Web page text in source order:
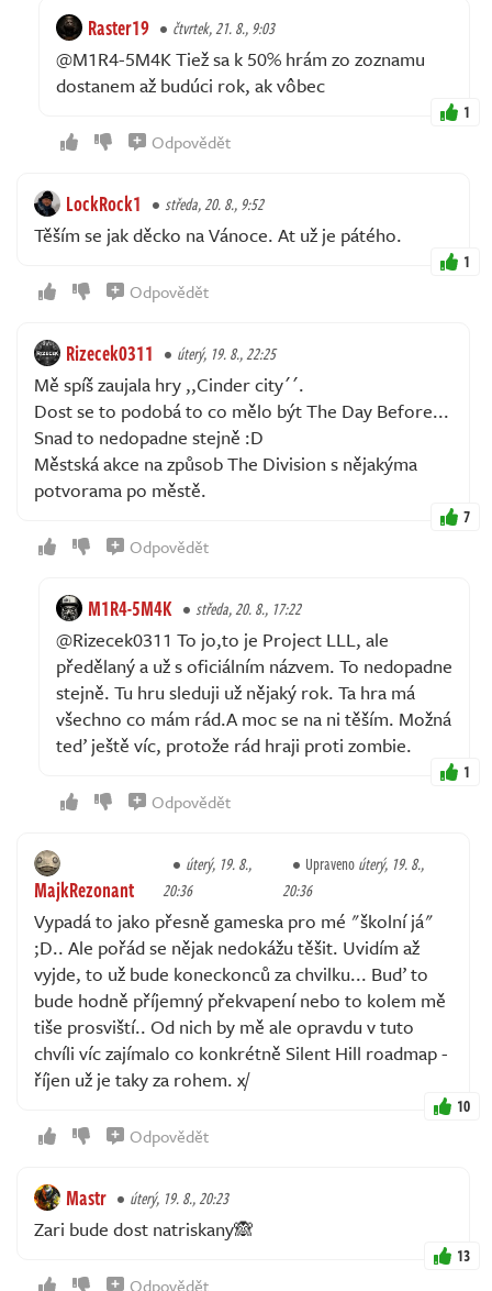
Raster19 čtvrtek, 21. 8., 9:03
@M1R4-5M4K Tiež sa k 50% hrám zo zoznamu
dostanem až budúci rok, ak vôbec
1
Odpovědět
LockRock1 středa, 20. 8., 9:52
Těším se jak děcko na Vánoce. At už je pátého.
1
Odpovědět
Rizecek0311 úterý, 19. 8., 22:25
Mě spíš zaujala hry ,,Cinder city´´.
Dost se to podobá to co mělo být The Day Before...
Snad to nedopadne stejně :D
Městská akce na způsob The Division s nějakýma
potvorama po městě.
7
Odpovědět
M1R4-5M4K středa, 20. 8., 17:22
@Rizecek0311 To jo,to je Project LLL, ale
předělaný a už s oficiálním názvem. To nedopadne
stejně. Tu hru sleduji už nějaký rok. Ta hra má
všechno co mám rád.A moc se na ni těším. Možná
teď ještě víc, protože rád hraji proti zombie.
1
Odpovědět
MajkRezonant
úterý, 19. 8.,
20:36
Upravenoúterý, 19. 8.,
20:36
Vypadá to jako přesně gameska pro mé "školní já"
;D.. Ale pořád se nějak nedokážu těšit. Uvidím až
vyjde, to už bude koneckonců za chvilku... Buď to
bude hodně příjemný překvapení nebo to kolem mě
tiše prosviští.. Od nich by mě ale opravdu v tuto
chvíli víc zajímalo co konkrétně Silent Hill roadmap -
říjen už je taky za rohem. x/
10
Odpovědět
Mastr úterý, 19. 8., 20:23
Zari bude dost natriskany🙈
13
Odpovědět